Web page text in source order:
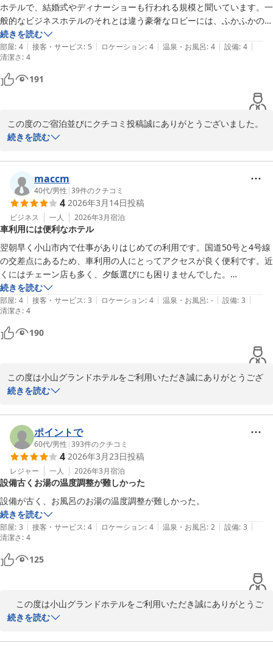
ホテルで、結婚式やディナーショーも行われる規模と聞いています。一
般的なビジネスホテルのそれとは違う豪奢なロビーには、ふかふかの絨
毯敷。肝心の部屋はシングル1泊には十分な広さとアメニティが揃って
いました。料金も納得です。
☆が満点でないのは小山市繁華街及びJR小山駅より離れている事。
自家用車等で移動されるなら・例えば早朝のゴルフやイベント等で前泊
されるならお勧めです。
続きを読む
部屋: 4 | 接客・サービス: 5 | ロケーション: 4 | 温泉・お風呂: 4 | 設備: 4 |
清潔さ: 4
191
この度のご宿泊並びにクチコミ投稿誠にありがとうございました。
お褒めの言葉をいただき、大変喜ばしい限りでございます。
す。
小山グランドホテル
2026-03-24
続きを読む
maccm
40代/男性 |39件のクチコミ
4 2026年3月14日投稿
ビジネス 一人 2026年3月宿泊
車利用には便利なホテル
翌朝早く小山市内で仕事がありはじめての利用です。国道50号と4号線
の交差点にあるため、車利用の人にとってアクセスが良く便利です。近
くにはチェーン店も多く、夕飯選びにも困りませんでした。
施設内はグランドホテルと謳っているだけあってロビーやフロントなど
はとても立派です。
部屋は一般的なビジネスホテルと変わらない仕様でしたが、大きく違う
なと感じたのは空調です。暖房をつけていても音がほとんどしなかった
ひとつ欲を言えばトイレの便座が温かいと良かったなと思います。
続きを読む
部屋: 4 | 接客・サービス: 3 | ロケーション: 4 | 温泉・お風呂: - | 設備: 3 |
清潔さ: 4
190
この度は小山グランドホテルをご利用いただき誠にありがとうござ
います。
またのご利用をお待ちしております。
小山グランドホテル
2026-03-15
続きを読む
ポイントで
60代/男性 |393件のクチコミ
4 2026年3月23日投稿
レジャー 一人 2026年3月宿泊
設備古くお湯の温度調整が難しかった
設備が古く、お風呂のお湯の温度調整が難しかった。
続きを読む
部屋: 3 | 接客・サービス: 4 | ロケーション: 4 | 温泉・お風呂: 2 | 設備: 3 |
清潔さ: 4
125
この度は小山グランドホテルをご利用いただき誠にありがとうご
ざいます。浴室のご利用に際してご不便をおかけしてしまい大変申
ご指摘いただいた点を今後の改修課題として検討してまいりま
続きを読む